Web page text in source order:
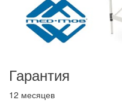
Гарантия
12 месяцев